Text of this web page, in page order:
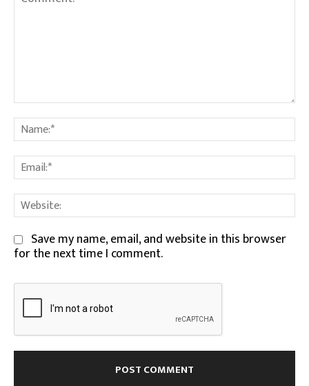
Comment:
Save my name, email, and website in this browser
for the next time I comment.